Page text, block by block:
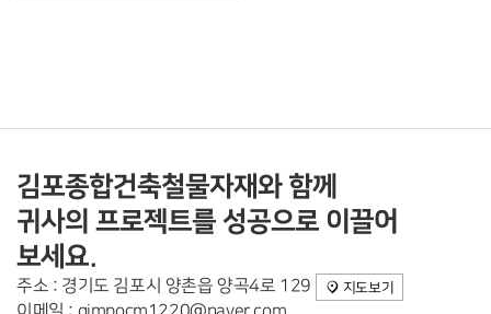
김포종합건축철물자재와 함께
귀사의 프로젝트를 성공으로 이끌어
보세요.
주소 : 경기도 김포시 양촌읍 양곡4로 129 지도보기